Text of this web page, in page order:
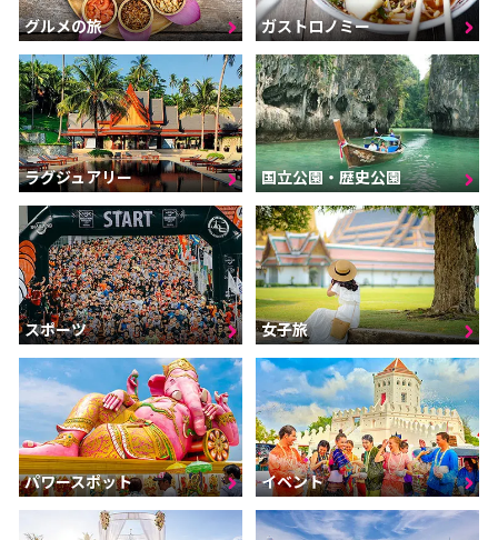
グルメの旅 ガストロノミー
ラグジュアリー 国立公園・歴史公園
スポーツ 女子旅
パワースポット イベント